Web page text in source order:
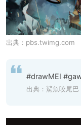
出典： pbs.twimg.com
#drawMEI
出典： 鯊魚咬尾巴